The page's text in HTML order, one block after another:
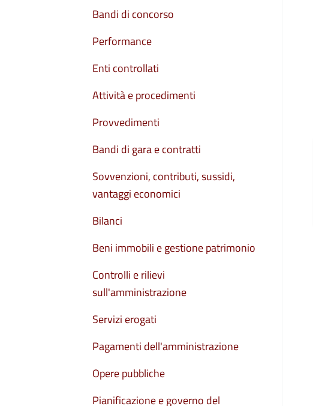
Bandi di concorso
Performance
Enti controllati
Attività e procedimenti
Provvedimenti
Bandi di gara e contratti
Sovvenzioni, contributi, sussidi,
vantaggi economici
Bilanci
Beni immobili e gestione patrimonio
Controlli e rilievi
sull'amministrazione
Servizi erogati
Pagamenti dell'amministrazione
Opere pubbliche
Pianificazione e governo del